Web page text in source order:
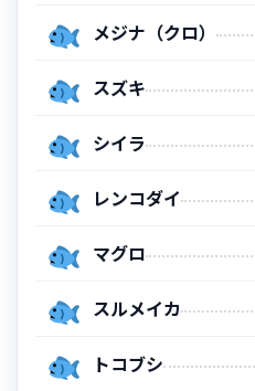
メジナ（クロ）
スズキ
シイラ
レンコダイ
マグロ
スルメイカ
トコブシ